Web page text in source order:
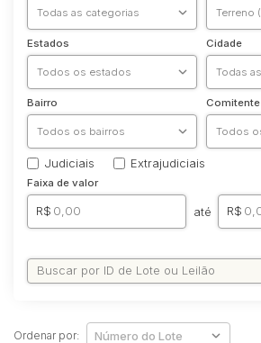
Estados Cidade
Bairro Comitente
Judiciais Extrajudiciais
Faixa de valor
R$ até R$
Ordenar por: